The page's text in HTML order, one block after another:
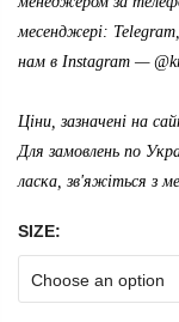
месенджері:
нам в Instagram —
Ціни, зазначені на
Для замовлень по
ласка, зв'яжіться з
SIZE:
Choose an option